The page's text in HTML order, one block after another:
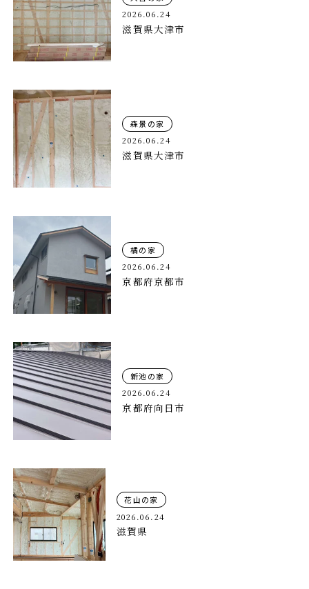
2026.06.24
滋賀県大津市
森景の家
2026.06.24
滋賀県大津市
橘の家
2026.06.24
京都府京都市
新池の家
2026.06.24
京都府向日市
花山の家
2026.06.24
滋賀県